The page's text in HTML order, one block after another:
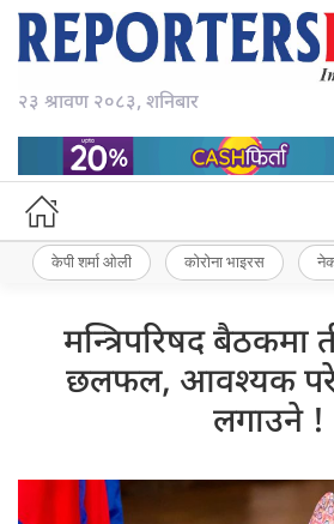
२३ श्रावण २०८३, शनिबार
केपी शर्मा ओली कोरोना भाइरस
मन्त्रिपरिषद बैठकमा
छलफल, आवश्यक
लगाउने !